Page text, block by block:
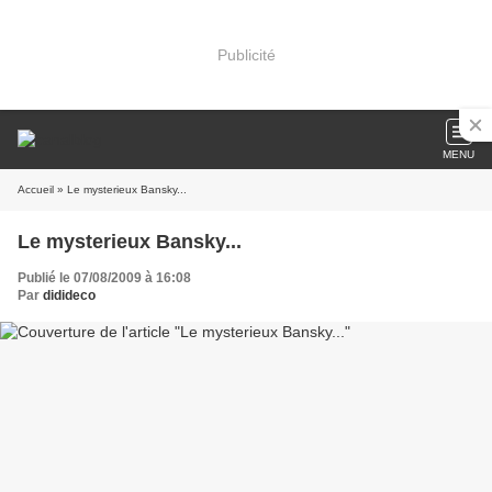
Publicité
MENU
Accueil » Le mysterieux Bansky...
Le mysterieux Bansky...
Publié le 07/08/2009 à 16:08
Par didideco